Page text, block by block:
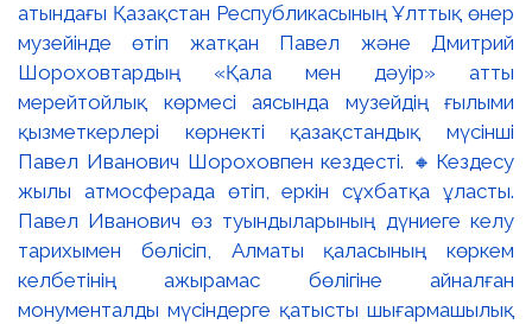
атындағы Қазақстан Республикасының Ұлттық өнер
музейінде өтіп жатқан Павел және Дмитрий
Шороховтардың «Қала мен дәуір» атты
мерейтойлық көрмесі аясында музейдің ғылыми
қызметкерлері көрнекті қазақстандық мүсінші
Павел Иванович Шороховпен кездесті. 🔸Кездесу
жылы атмосферада өтіп, еркін сұхбатқа ұласты.
Павел Иванович өз туындыларының дүниеге келу
тарихымен бөлісіп, Алматы қаласының көркем
келбетінің ажырамас бөлігіне айналған
монументалды мүсіндерге қатысты шығармашылық